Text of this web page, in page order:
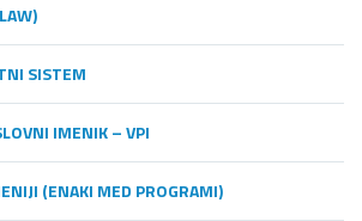
SISTEM
IMENIK – VPI
(ENAKI MED PROGRAMI)